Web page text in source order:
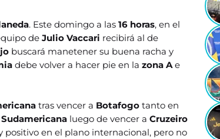
. Este domingo a las16 horas, en el
deJulio Vaccari recibirá al de
buscará manetener su buena racha y
debe volver a hacer pie en lazona Ae
tras vencer a Botafogotanto en
luego de vencer aCruzeiro
en el plano internacional, pero no